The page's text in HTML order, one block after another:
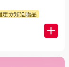
定分類送贈品